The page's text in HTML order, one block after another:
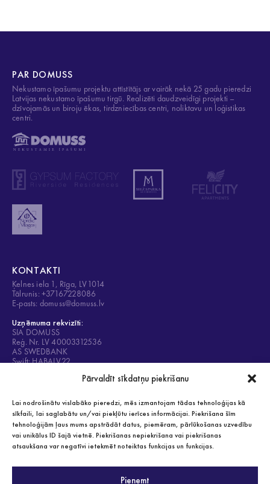
Pārvaldīt sīkdatņu piekrišanu
Lai nodrošinātu vislabāko pieredzi, mēs izmantojam tādas tehnoloģijas kā
sīkfaili, lai saglabātu un/vai piekļūtu ierīces informācijai. Piekrišana šīm
tehnoloģijām ļaus mums apstrādāt datus, piemēram, pārlūkošanas uzvedību
vai unikālus ID šajā vietnē. Piekrišanas nepiekrišana vai piekrišanas
atsaukšana var negatīvi ietekmēt noteiktas funkcijas un funkcijas.
Pieņemt
PAR DOMUSS
Nekustamo īpašumu projektu attīstītājs ar vairāk nekā 25 gadu pieredzi
Latvijas nekustamo īpašumu tirgū. Realizēti daudzveidīgi projekti –
dzīvojamās un biroju ēkas, tirdzniecības centri, noliktavu un loģistikas
centri.
KONTAKTI
Ķelnes iela 1, Rīga, LV1014
Tālrunis: +37167228086
E-pasts: domuss@domuss.lv
Uzņēmuma rekvizīti:
SIA DOMUSS
Reģ. Nr. LV 40003312536
AS SWEDBANK
Swift: HABALV22
Privātuma politika
Visas tiesības aizsargātas 2021